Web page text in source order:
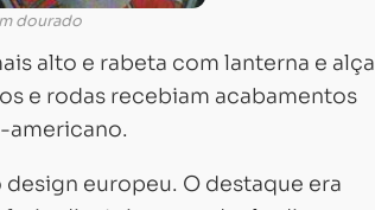
dourado
alto e rabeta com lanterna e alça
e rodas recebiam acabamentos
americano.
europeu. O destaque era